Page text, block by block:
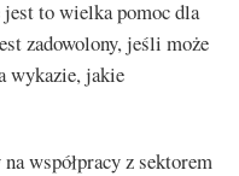
to wielka pomoc dla
zadowolony, jeśli może
wykazie, jakie
współpracy z sektorem